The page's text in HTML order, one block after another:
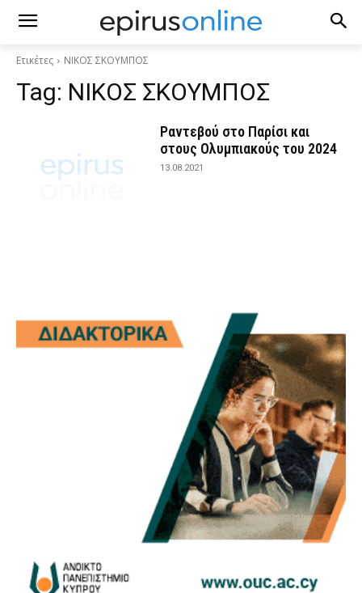
Ετικέτες ΝΙΚΟΣ ΣΚΟΥΜΠΟΣ
Tag: ΝΙΚΟΣ ΣΚΟΥΜΠΟΣ
Ραντεβού στο Παρίσι και
στους Ολυμπιακούς του 2024
13.08.2021